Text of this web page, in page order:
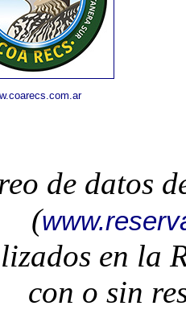
de datos
(
en la
con o sin